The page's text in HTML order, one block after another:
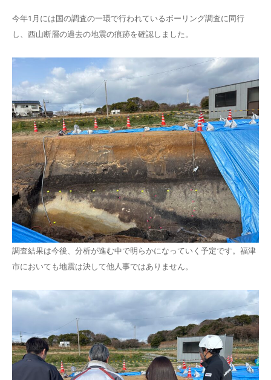
今年1月には国の調査の一環で行われているボーリング調査に同行
し、西山断層の過去の地震の痕跡を確認しました。
調査結果は今後、分析が進む中で明らかになっていく予定です。福津
市においても地震は決して他人事ではありません。